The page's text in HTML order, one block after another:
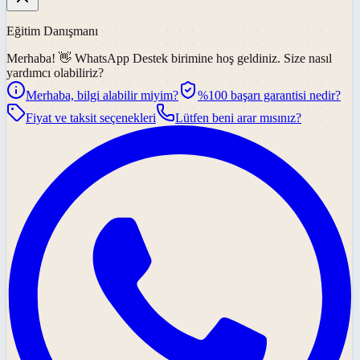
Eğitim Danışmanı
Merhaba! 👋 WhatsApp Destek birimine hoş geldiniz. Size nasıl
yardımcı olabiliriz?
Merhaba, bilgi alabilir miyim?
%100 başarı garantisi nedir?
Fiyat ve taksit seçenekleri
Lütfen beni arar mısınız?